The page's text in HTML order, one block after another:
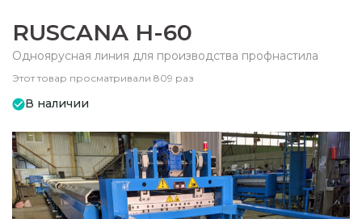
RUSCANA Н-60
Одноярусная линия для производства профнастила
Этот товар просматривали 809 раз
В наличии